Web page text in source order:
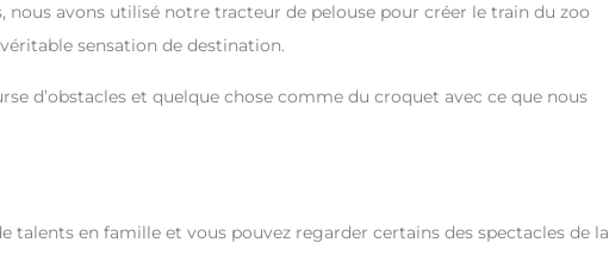
avons utilisé notre tracteur de pelouse pour créer le train du zoo
sensation de destination.
d’obstacles et quelque chose comme du croquet avec ce que nous
talents en famille et vous pouvez regarder certains des spectacles de la